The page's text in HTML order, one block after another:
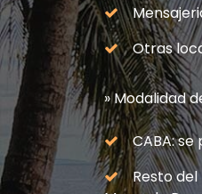
Otras
» Modalidad
CABA:
Resto